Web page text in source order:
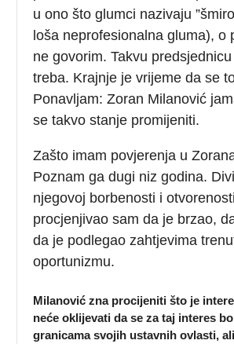
u ono što glumci nazivaju
loša neprofesionalna gluma), o
ne govorim. Takvu
treba. Krajnje je vrijeme da se
Ponavljam: Zoran Milanović
se takvo stanje promijeniti.
Zašto imam povjerenja u
Poznam ga dugi niz godina.
njegovoj borbenosti i
procjenjivao sam da je brzao,
da je podlegao zahtjevima
oportunizmu.
Milanović zna procijeniti što je
neće oklijevati da se za taj interes
granicama svojih ustavnih ovlasti,